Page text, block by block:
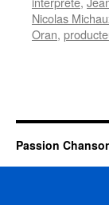
Nicolas
Oran,
Passion